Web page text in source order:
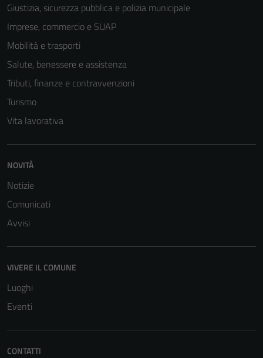
Giustizia, sicurezza pubblica e polizia municipale
Imprese, commercio e SUAP
Mobilità e trasporti
Salute, benessere e assistenza
Tributi, finanze e contravvenzioni
Turismo
Vita lavorativa
NOVITÀ
Notizie
Comunicati
Avvisi
VIVERE IL COMUNE
Luoghi
Eventi
CONTATTI